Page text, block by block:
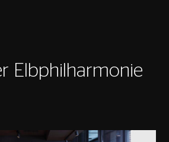
Elbphilharmonie